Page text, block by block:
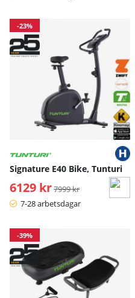
-23%
Signature E40 Bike, Tunturi
6129 krOrdinarie pris:
7999 kr
7-28 arbetsdagar
-39%